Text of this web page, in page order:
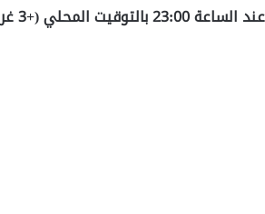
عند الساعة 23:00 بالتوقيت المحلي (+3 غرينتش).